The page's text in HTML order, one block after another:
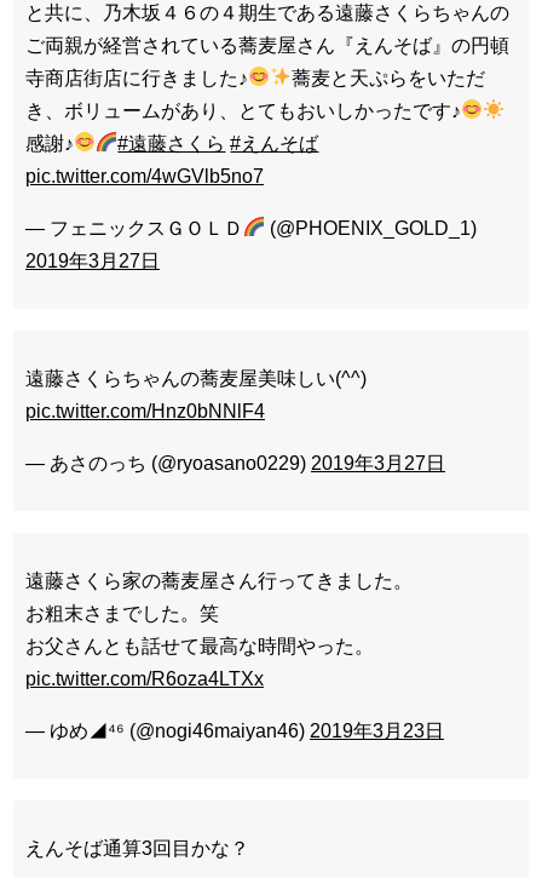
と共に、乃木坂４６の４期生である遠藤さくらちゃんの
ご両親が経営されている蕎麦屋さん『えんそば』の円頓
寺商店街店に行きました♪
蕎麦と天ぷらをいただ
き、ボリュームがあり、とてもおいしかったです♪
感謝♪
#遠藤さくら #えんそば
pic.twitter.com/4wGVlb5no7
— フェニックスＧＯＬＤ
(@PHOENIX_GOLD_1)
2019年3月27日
遠藤さくらちゃんの蕎麦屋美味しい(^^)
pic.twitter.com/Hnz0bNNlF4
— あさのっち (@ryoasano0229) 2019年3月27日
遠藤さくら家の蕎麦屋さん行ってきました。
お粗末さまでした。笑
お父さんとも話せて最高な時間やった。
pic.twitter.com/R6oza4LTXx
— ゆめ◢⁴⁶ (@nogi46maiyan46) 2019年3月23日
えんそば通算3回目かな？